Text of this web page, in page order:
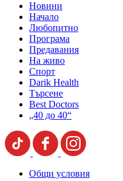
Новини
Начало
Любопитно
Програма
Предавания
На живо
Спорт
Darik Health
Търсене
Best Doctors
„40 до 40“
Общи условия